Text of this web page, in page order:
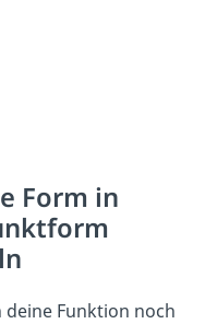
Form in
deine Funktion noch